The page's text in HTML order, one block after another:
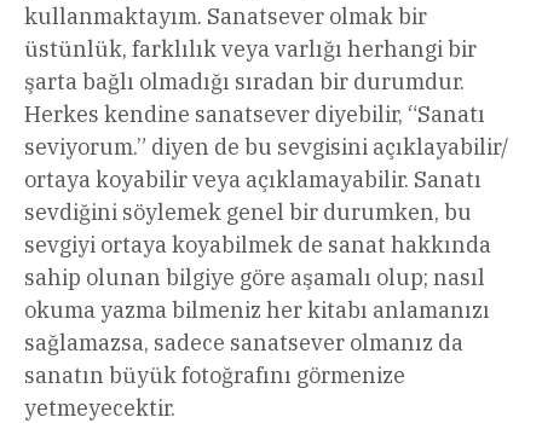
kullanmaktayım. Sanatsever olmak bir
üstünlük, farklılık veya varlığı herhangi bir
şarta bağlı olmadığı sıradan bir durumdur.
Herkes kendine sanatsever diyebilir, “Sanatı
seviyorum.” diyen de bu sevgisini açıklayabilir/
ortaya koyabilir veya açıklamayabilir. Sanatı
sevdiğini söylemek genel bir durumken, bu
sevgiyi ortaya koyabilmek de sanat hakkında
sahip olunan bilgiye göre aşamalı olup; nasıl
okuma yazma bilmeniz her kitabı anlamanızı
sağlamazsa, sadece sanatsever olmanız da
sanatın büyük fotoğrafını görmenize
yetmeyecektir.